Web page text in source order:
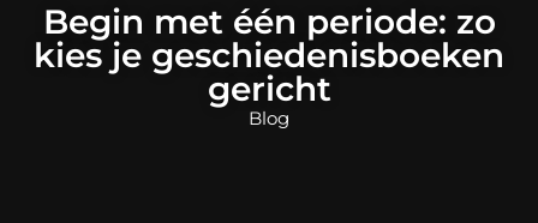
Begin met één periode: zo
kies je geschiedenisboeken
gericht
Blog